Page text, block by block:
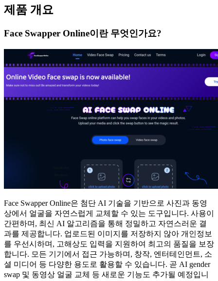
제품 개요
Face Swapper Online이란 무엇인가요?
Face Swapper Online은 첨단 AI 기술을 기반으로 사진과 동영
상에서 얼굴을 자연스럽게 교체할 수 있는 도구입니다. 사용이
간편하며, 최신 AI 알고리즘을 통해 정밀하고 자연스러운 결
과를 제공합니다. 업로드된 이미지를 저장하지 않아 개인정보
를 우선시하며, 고해상도 입력을 지원하여 최고의 품질을 보장
합니다. 모든 기기에서 접근 가능하며, 창작, 엔터테인먼트, 소
셜 미디어 등 다양한 용도로 활용할 수 있습니다. 곧 AI gender
swap 및 동영상 얼굴 교체 등 새로운 기능도 추가될 예정입니